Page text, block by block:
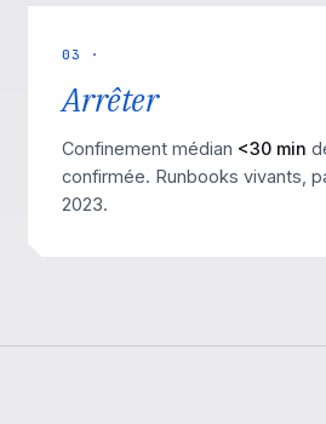
03 ·
Arrêter
Confinement médian <30 min
confirmée. Runbooks vivants,
2023.